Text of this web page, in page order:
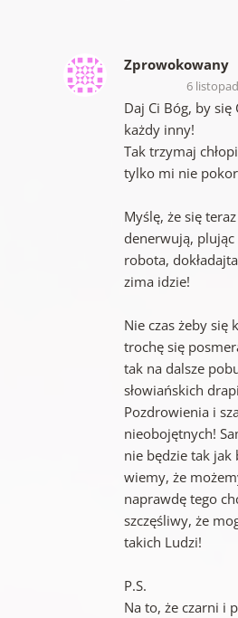
Zprowokowany
6
Daj Ci Bóg, by się
każdy inny!
Tak trzymaj
tylko mi nie
Myślę, że się
denerwują,
robota,
zima idzie!
Nie czas żeby się
trochę się
tak na dalsze
słowiańskich
Pozdrowienia i
nieobojętnych!
nie będzie tak jak
wiemy, że
naprawdę tego
szczęśliwy, że
takich Ludzi!
P.S.
Na to, że czarni i